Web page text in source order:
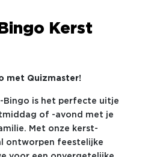
Kerst
met Quizmaster!
Bingo is het perfecte uitje
of -avond met je
Met onze kerst-
ontworpen feestelijke